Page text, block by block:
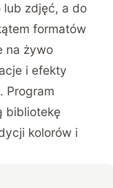
lub zdjęć, a do
formatów
na żywo
i efekty
Program
bibliotekę
kolorów i